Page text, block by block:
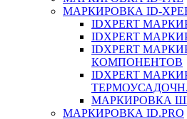
МАРКИРОВКА ID-
IDXPERT
IDXPERT
IDXPERT
КОМПОНЕНТОВ
IDXPERT
ТЕРМОУСАДОЧН.
МАРКИРОВКА
МАРКИРОВКА ID.PRO